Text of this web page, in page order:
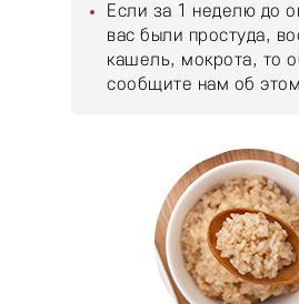
Если за 1 неделю до
вас были простуда,
кашель, мокрота, то
сообщите нам об